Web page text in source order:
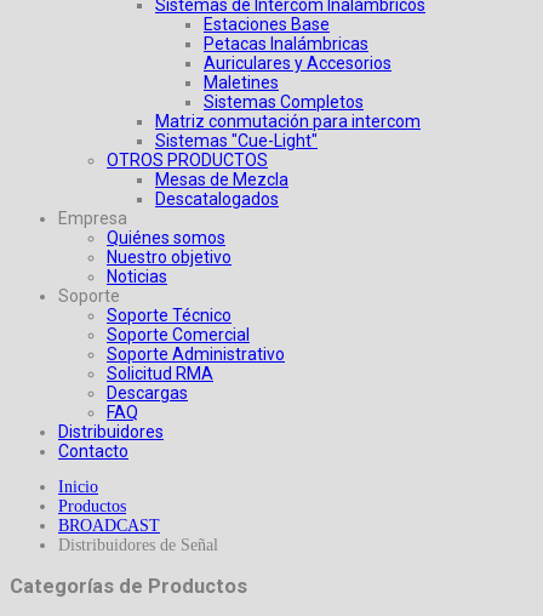
Sistemas de Intercom Inalámbricos
Estaciones Base
Petacas Inalámbricas
Auriculares y Accesorios
Maletines
Sistemas Completos
Matriz conmutación para intercom
Sistemas "Cue-Light"
OTROS PRODUCTOS
Mesas de Mezcla
Descatalogados
Empresa
Quiénes somos
Nuestro objetivo
Noticias
Soporte
Soporte Técnico
Soporte Comercial
Soporte Administrativo
Solicitud RMA
Descargas
FAQ
Distribuidores
Contacto
Inicio
Productos
BROADCAST
Distribuidores de Señal
Categorías de Productos